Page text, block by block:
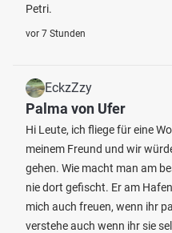
Petri.
vor 7 Stunden
EckzZzy
Palma von Ufer
Hi Leute, ich fliege für eine
meinem Freund und wir
gehen. Wie macht man am
nie dort gefischt. Er am
mich auch freuen, wenn ihr
verstehe auch wenn ihr sie